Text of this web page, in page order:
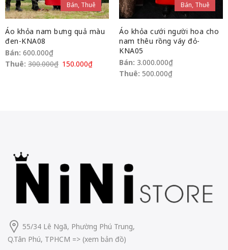
Bán, Thuê
Áo khỏa nam bưng quả màu
đen-KNA08
Bán: 600.000₫
Thuê: 300.000₫ 150.000₫
Bán, Thuê
Áo khỏa cưới người hoa cho
nam thêu rồng váy đỏ-
KNA05
Bán: 3.000.000₫
Thuê: 500.000₫
55/34 Lê Ngã, Phường Phú Trung,
Q.Tân Phú, TPHCM => (xem bản đồ)